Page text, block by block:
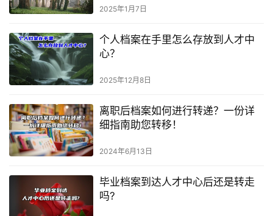
2025年1月7日
个人档案在手里怎么存放到人才中
心？
2025年12月8日
离职后档案如何进行转递？一份详
细指南助您转移！
2024年6月13日
毕业档案到达人才中心后还是转走
吗?